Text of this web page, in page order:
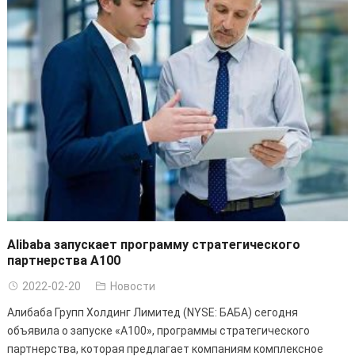
Alibaba запускает программу стратегического
партнерства A100
2022-02-20 Новости
Алибаба Групп Холдинг Лимитед (NYSE: БАБА) сегодня
объявила о запуске «A100», программы стратегического
партнерства, которая предлагает компаниям комплексное